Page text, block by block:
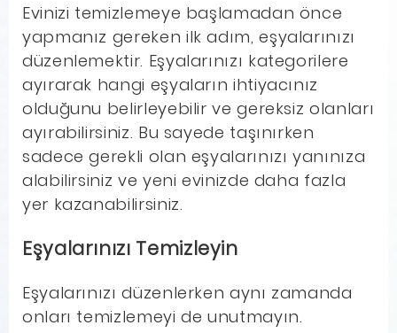
Evinizi temizlemeye başlamadan önce
yapmanız gereken ilk adım, eşyalarınızı
düzenlemektir. Eşyalarınızı kategorilere
ayırarak hangi eşyaların ihtiyacınız
olduğunu belirleyebilir ve gereksiz olanları
ayırabilirsiniz. Bu sayede taşınırken
sadece gerekli olan eşyalarınızı yanınıza
alabilirsiniz ve yeni evinizde daha fazla
yer kazanabilirsiniz.
Eşyalarınızı Temizleyin
Eşyalarınızı düzenlerken aynı zamanda
onları temizlemeyi de unutmayın.